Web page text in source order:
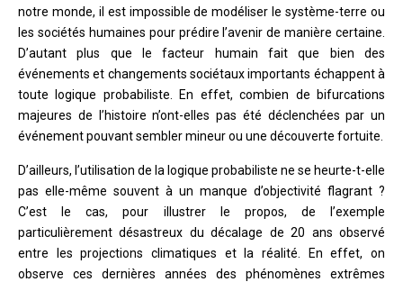
notre monde, il est impossible de modéliser le système-terre ou
les sociétés humaines pour prédire l’avenir de manière certaine.
D’autant plus que le facteur humain fait que bien des
événements et changements sociétaux importants échappent à
toute logique probabiliste. En effet, combien de bifurcations
majeures de l’histoire n’ont-elles pas été déclenchées par un
événement pouvant sembler mineur ou une découverte fortuite.
D’ailleurs, l’utilisation de la logique probabiliste ne se heurte-t-elle
pas elle-même souvent à un manque d’objectivité flagrant ?
C’est le cas, pour illustrer le propos, de l’exemple
particulièrement désastreux du décalage de 20 ans observé
entre les projections climatiques et la réalité. En effet, on
observe ces dernières années des phénomènes extrêmes